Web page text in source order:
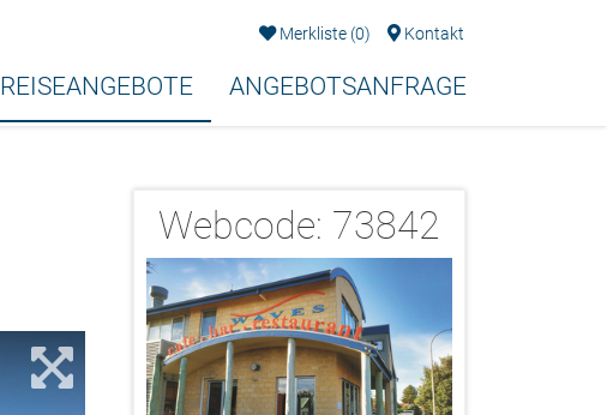
Merkliste (0) Kontakt
REISEANGEBOTE ANGEBOTSANFRAGE
Webcode: 73842
2/9